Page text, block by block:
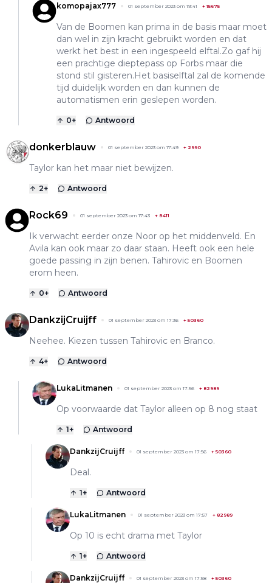
komopajax777 01 september 2023 om 19:41 +15675
Van de Boomen kan prima in de basis maar moet
dan wel in zijn kracht gebruikt worden en dat
werkt het best in een ingespeeld elftal.Zo gaf hij
een prachtige dieptepass op Forbs maar die
stond stil gisteren.Het basiselftal zal de komende
tijd duidelijk worden en dan kunnen de
automatismen erin geslepen worden.
0+ Antwoord
donkerblauw 01 september 2023 om 17:49 + 2990
Taylor kan het maar niet bewijzen.
2+ Antwoord
Rock69 01 september 2023 om 17:43 + 8411
Ik verwacht eerder onze Noor op het middenveld. En
Avila kan ook maar zo daar staan. Heeft ook een hele
goede passing in zijn benen. Tahirovic en Boomen
erom heen.
0+ Antwoord
DankzijCruijff 01 september 2023 om 17:36 + 50360
Neehee. Kiezen tussen Tahirovic en Branco.
4+ Antwoord
LukaLitmanen 01 september 2023 om 17:56 + 82989
Op voorwaarde dat Taylor alleen op 8 nog staat
1+ Antwoord
DankzijCruijff 01 september 2023 om 17:56 + 50360
Deal.
1+ Antwoord
LukaLitmanen 01 september 2023 om 17:57 + 82989
Op 10 is echt drama met Taylor
1+ Antwoord
DankzijCruijff 01 september 2023 om 17:58 + 50360